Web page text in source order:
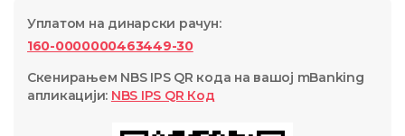
Уплатом на динарски рачун:
160-0000000463449-30
Скенирањем NBS IPS QR кода на вашој mBanking
апликацији: NBS IPS QR Код